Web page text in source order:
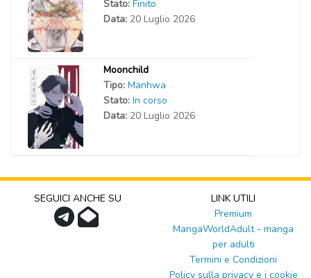
Stato: Finito
Data: 20 Luglio 2026
Moonchild
Tipo: Manhwa
Stato: In corso
Data: 20 Luglio 2026
SEGUICI ANCHE SU
LINK UTILI
Premium
MangaWorldAdult - manga
per adulti
Termini e Condizioni
Policy sulla privacy e i cookie